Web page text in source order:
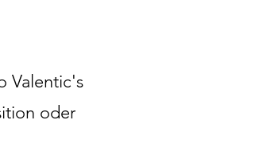
Valentic's
oder